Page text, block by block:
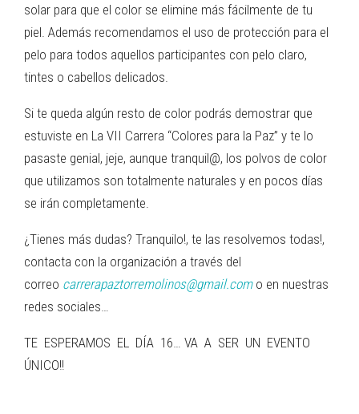
solar para que el color se elimine más fácilmente de tu
piel. Además recomendamos el uso de protección para el
pelo para todos aquellos participantes con pelo claro,
tintes o cabellos delicados.
Si te queda algún resto de color podrás demostrar que
estuviste en La VII Carrera “Colores para la Paz” y te lo
pasaste genial, jeje, aunque tranquil@, los polvos de color
que utilizamos son totalmente naturales y en pocos días
se irán completamente.
¿Tienes más dudas? Tranquilo!, te las resolvemos todas!,
contacta con la organización a través del
correo carrerapaztorremolinos@gmail.como en nuestras
redes sociales…
TE ESPERAMOS EL DÍA 16… VA A SER UN EVENTO
ÚNICO!!